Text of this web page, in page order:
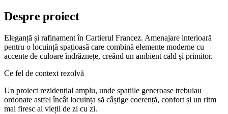
Despre proiect
Eleganță și rafinament în Cartierul Francez. Amenajare interioară
pentru o locuință spațioasă care combină elemente moderne cu
accente de culoare îndrăznețe, creând un ambient cald și primitor.
Ce fel de context rezolvă
Un proiect rezidențial amplu, unde spațiile generoase trebuiau
ordonate astfel încât locuința să câștige coerență, confort și un ritm
mai firesc al vieții de zi cu zi.